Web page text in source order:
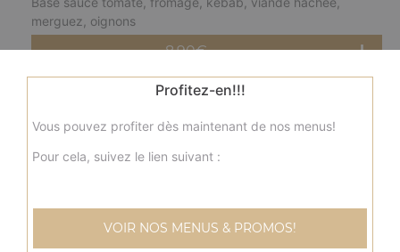
merguez, oignons
8.90€
Base crème fraîche, fromage, blanc de poulet, pommes
de terre, champignons, olives
nordique solo
Profitez-en!!!
Vous pouvez profiter dès maintenant de nos menus!
Pour cela, suivez le lien suivant :
VOIR NOS MENUS & PROMOS!